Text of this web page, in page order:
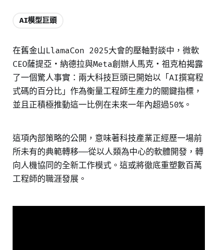
在舊金山LlamaCon 2025大會的壓軸對談中，微軟
CEO薩提亞・納德拉與Meta創辦人馬克・祖克柏揭露
了一個驚人事實：兩大科技巨頭已開始以「AI撰寫程
式碼的百分比」作為衡量工程師生產力的關鍵指標，
並且正積極推動這一比例在未來一年內超過50%。
這項內部策略的公開，意味著科技產業正經歷一場前
所未有的典範轉移——從以人類為中心的軟體開發，轉
向人機協同的全新工作模式。這或將徹底重塑數百萬
工程師的職涯發展。
AI模型巨頭